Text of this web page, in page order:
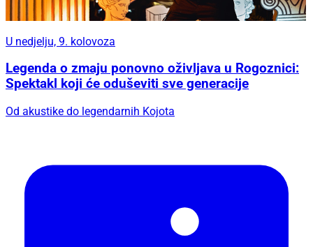
U nedjelju, 9. kolovoza
Legenda o zmaju ponovno oživljava u Rogoznici:
Spektakl koji će oduševiti sve generacije
Od akustike do legendarnih Kojota